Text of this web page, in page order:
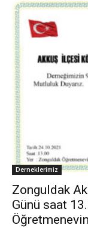
Derneklerimiz
Zonguldak
Günü saat